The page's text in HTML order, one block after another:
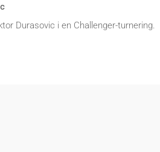
Durasovic i en Challenger-turnering.